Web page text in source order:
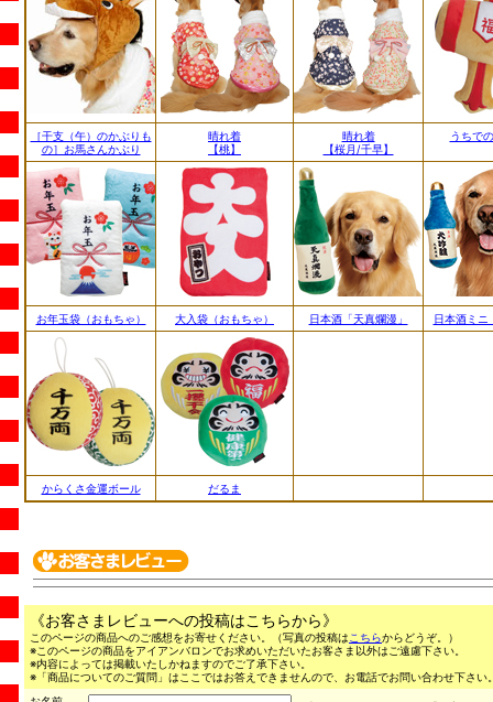
［干支（午）のかぶりも
の］お馬さんかぶり
晴れ着
【桃】
晴れ着
【桜月/千早】
うちで
お年玉袋（おもちゃ） 大入袋（おもちゃ） 日本酒「天真爛漫」 日本酒ミニ
からくさ金運ボール だるま
《お客さまレビューへの投稿はこちらから》
このページの商品へのご感想をお寄せください。（写真の投稿は こちらからどうぞ。）
※このページの商品をアイアンバロンでお求めいただいたお客さま以外はご遠慮下さい。
※内容によっては掲載いたしかねますのでご了承下さい。
※「商品についてのご質問」はここではお答えできませんので、お電話でお問い合わせ下さ